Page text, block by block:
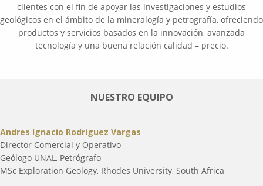
clientes con el fin de apoyar las investigaciones y estudios
geológicos en el ámbito de la mineralogía y petrografía, ofreciendo
productos y servicios basados en la innovación, avanzada
tecnología y una buena relación calidad – precio.
NUESTRO EQUIPO
Andres Ignacio Rodriguez Vargas
Director Comercial y Operativo
Geólogo UNAL, Petrógrafo
MSc Exploration Geology, Rhodes University, South Africa